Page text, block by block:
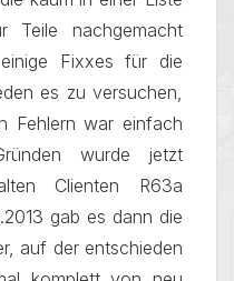
Teile nachgemacht
Fixxes für die
es zu versuchen,
Fehlern war einfach
wurde jetzt
Clienten R63a
gab es dann die
auf der entschieden